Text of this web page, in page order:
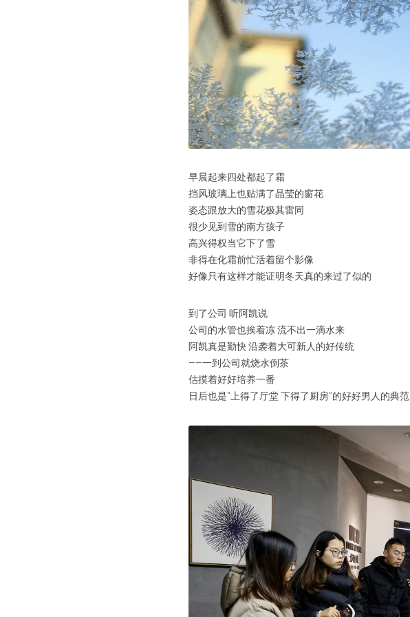
早晨起来四处都起了霜
挡风玻璃上也贴满了晶莹的窗花
姿态跟放大的雪花极其雷同
很少见到雪的南方孩子
高兴得权当它下了雪
非得在化霜前忙活着留个影像
好像只有这样才能证明冬天真的来过了似的
到了公司 听阿凯说
公司的水管也挨着冻 流不出一滴水来
阿凯真是勤快 沿袭着大可新人的好传统
——一到公司就烧水倒茶
估摸着好好培养一番
日后也是“上得了厅堂 下得了厨房”的好好男人的典范